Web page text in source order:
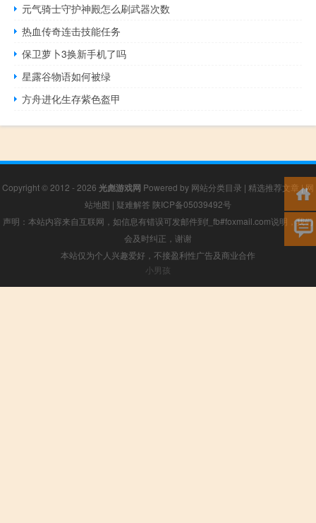
元气骑士守护神殿怎么刷武器次数
热血传奇连击技能任务
保卫萝卜3换新手机了吗
星露谷物语如何被绿
方舟进化生存紫色盔甲
Copyright © 2012 - 2026 光彪游戏网 Powered by 网站分类目录 | 精选推荐文章 |网
站地图 | 疑难解答 陕ICP备05039492号
声明：本站内容来自互联网，如信息有错误可发邮件到f_fb#foxmail.com说明，我们
会及时纠正，谢谢
本站仅为个人兴趣爱好，不接盈利性广告及商业合作
小男孩